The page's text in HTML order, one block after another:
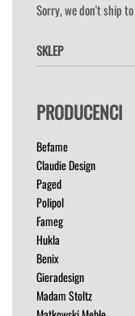
Sorry, we don't ship to
SKLEP
HOKERY
ŁÓŻKA
MEBLE RTV
NAROŻNIKI
OUTLET
PUFY
SOFY
STOLIKI
STOŁY
SZAFKI I KOMODY
PRODUCENCI
Befame
Claudie Design
Paged
Polipol
Fameg
Hukla
Benix
Gieradesign
Madam Stoltz